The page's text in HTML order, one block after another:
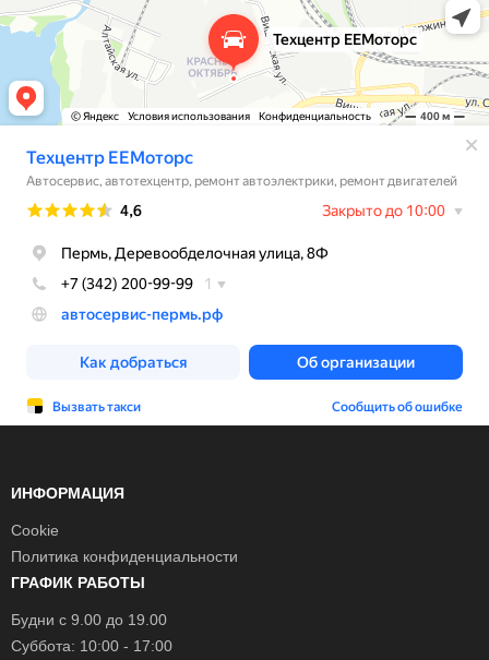
ИНФОРМАЦИЯ
Cookie
Политика конфиденциальности
ГРАФИК РАБОТЫ
Будни с 9.00 до 19.00
Суббота: 10:00 - 17:00